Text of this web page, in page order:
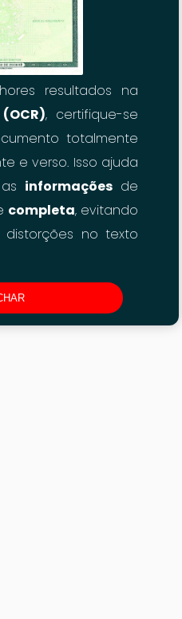
resultados na
(OCR), certifique-se
totalmente
e verso. Isso ajuda
informaçõesde
completa, evitando
distorções no texto